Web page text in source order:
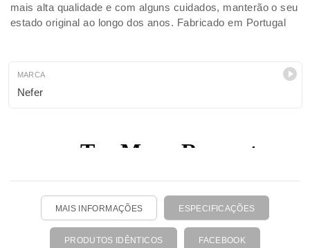
mais alta qualidade e com alguns cuidados, manterão o seu
estado original ao longo dos anos. Fabricado em Portugal
MARCA
Nefer
MAIS INFORMAÇÕES ESPECIFICAÇÕES
PRODUTOS IDÊNTICOS FACEBOOK